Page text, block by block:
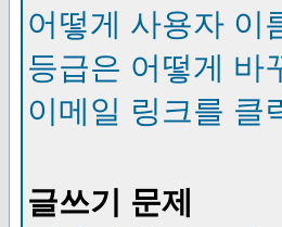
어떻게 사용자 이
등급은 어떻게 바
이메일 링크를 클
글쓰기 문제